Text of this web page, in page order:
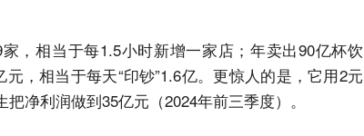
，相当于每1.5小时新增一家店；年卖出90亿杯饮
，相当于每天“印钞”1.6亿。更惊人的是，它用2元
净利润做到35亿元（2024年前三季度）。